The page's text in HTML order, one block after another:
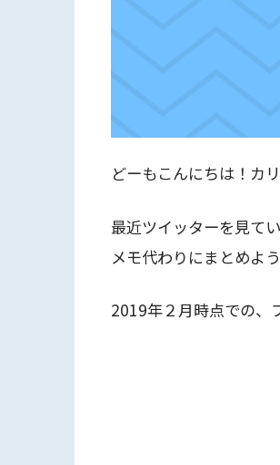
どーもこんにちは！カリ
最近ツイッターを見て
メモ代わりにまとめよ
2019年２月時点での、